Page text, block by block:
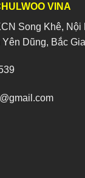
VINA
Song Khê,
Dũng, Bắc